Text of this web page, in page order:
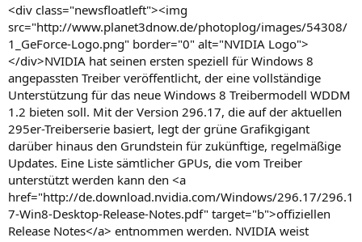
<div class="newsfloatleft"><img
src="http://www.planet3dnow.de/photoplog/images/54308/
1_GeForce-Logo.png" border="0" alt="NVIDIA Logo">
</div>NVIDIA hat seinen ersten speziell für Windows 8
angepassten Treiber veröffentlicht, der eine vollständige
Unterstützung für das neue Windows 8 Treibermodell WDDM
1.2 bieten soll. Mit der Version 296.17, die auf der aktuellen
295er-Treiberserie basiert, legt der grüne Grafikgigant
darüber hinaus den Grundstein für zukünftige, regelmäßige
Updates. Eine Liste sämtlicher GPUs, die vom Treiber
unterstützt werden kann den <a
href="http://de.download.nvidia.com/Windows/296.17/296.1
7-Win8-Desktop-Release-Notes.pdf" target="b">offiziellen
Release Notes</a> entnommen werden. NVIDIA weist